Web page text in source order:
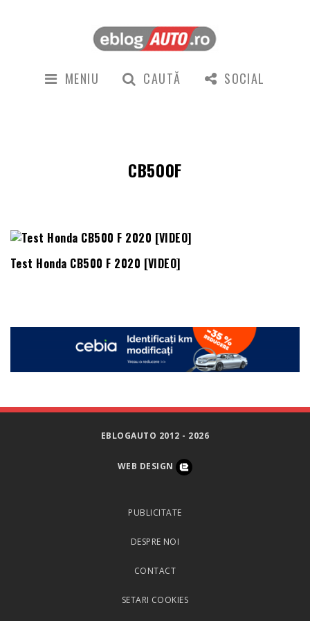
MENIU CAUTĂ SOCIAL
CB500F
Test Honda CB500 F 2020 [VIDEO]
EBLOGAUTO 2012 - 2026
WEB DESIGN
PUBLICITATE
DESPRE NOI
CONTACT
SETARI COOKIES